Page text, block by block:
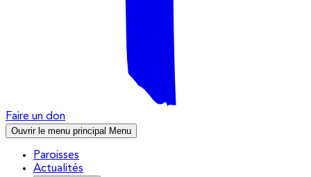
Faire un don
Ouvrir le menu principal Menu
Paroisses
Actualités